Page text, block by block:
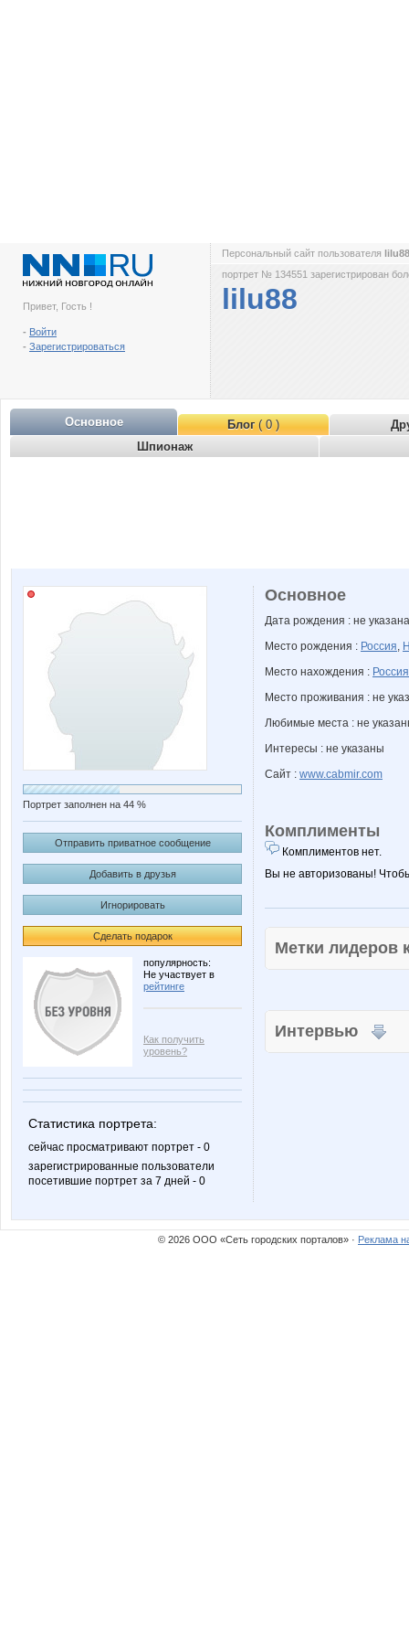
Привет, Гость !
- Войти
- Зарегистрироваться
Персональный сайт пользователя
портрет № 134551 зарегистрирован
lilu88
Основное Блог( 0 )
Шпионаж
Портрет заполнен на 44 %
Отправить приватное сообщение
Добавить в друзья
Игнорировать
Сделать подарок
популярность:
Не участвует в
рейтинге
Как получить
уровень?
Статистика портрета:
сейчас просматривают портрет - 0
зарегистрированные пользователи
посетившие портрет за 7 дней - 0
Основное
Дата рождения : не указана
Место рождения : Россия,
Место нахождения : Россия
Место проживания : не
Любимые места : не
Интересы : не указаны
Сайт : www.cabmir.com
Комплименты
Комплиментов нет.
Вы не авторизованы!
Метки
Интервью
© 2026 ООО «Сеть городских порталов» · Реклама